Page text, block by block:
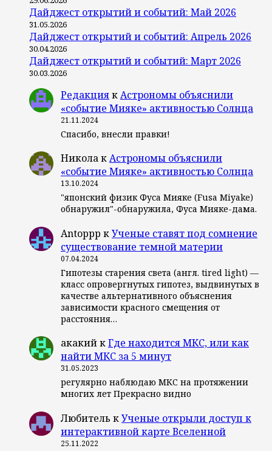
Дайджест открытий и событий: Май 2026
31.05.2026
Дайджест открытий и событий: Апрель 2026
30.04.2026
Дайджест открытий и событий: Март 2026
30.03.2026
РедакциякАстрономы объяснили
«событие Мияке» активностью Солнца
21.11.2024
Спасибо, внесли правки!
НиколакАстрономы объяснили
«событие Мияке» активностью Солнца
13.10.2024
"японский физик Фуса Мияке (Fusa Miyake)
обнаружил"-обнаружила, Фуса Мияке-дама.
Antoppp кУченые ставят под сомнение
существование темной материи
07.04.2024
Гипотезы старения света (англ. tired light) —
класс опровергнутых гипотез, выдвинутых в
качестве альтернативного объяснения
зависимости красного смещения от
расстояния…
акакийкГде находится МКС, или как
найти МКС за 5 минут
31.05.2023
регулярно наблюдаю МКС на протяжении
многих лет Прекрасно видно
Любитель кУченые открыли доступ к
интерактивной карте Вселенной
25.11.2022